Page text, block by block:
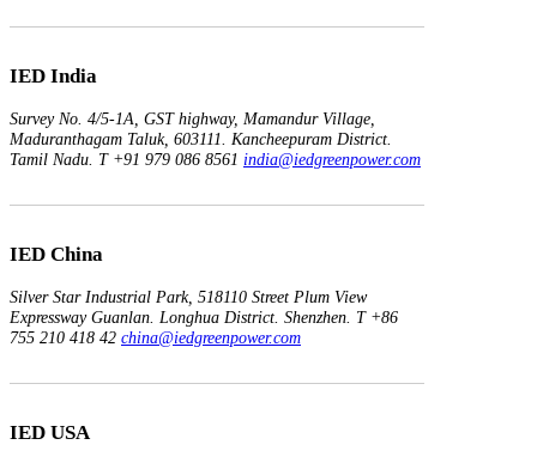
IED India
Survey No. 4/5-1A, GST highway, Mamandur Village,
Maduranthagam Taluk, 603111. Kancheepuram District.
Tamil Nadu. T +91 979 086 8561 india@iedgreenpower.com
IED China
Silver Star Industrial Park, 518110 Street Plum View
Expressway Guanlan. Longhua District. Shenzhen. T +86
755 210 418 42 china@iedgreenpower.com
IED USA